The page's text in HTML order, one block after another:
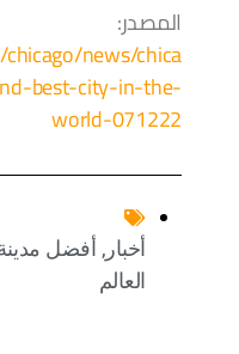
المصدر:
news/chica
best-city-in-the-
world-071222
أخبار , أفضل
العالم